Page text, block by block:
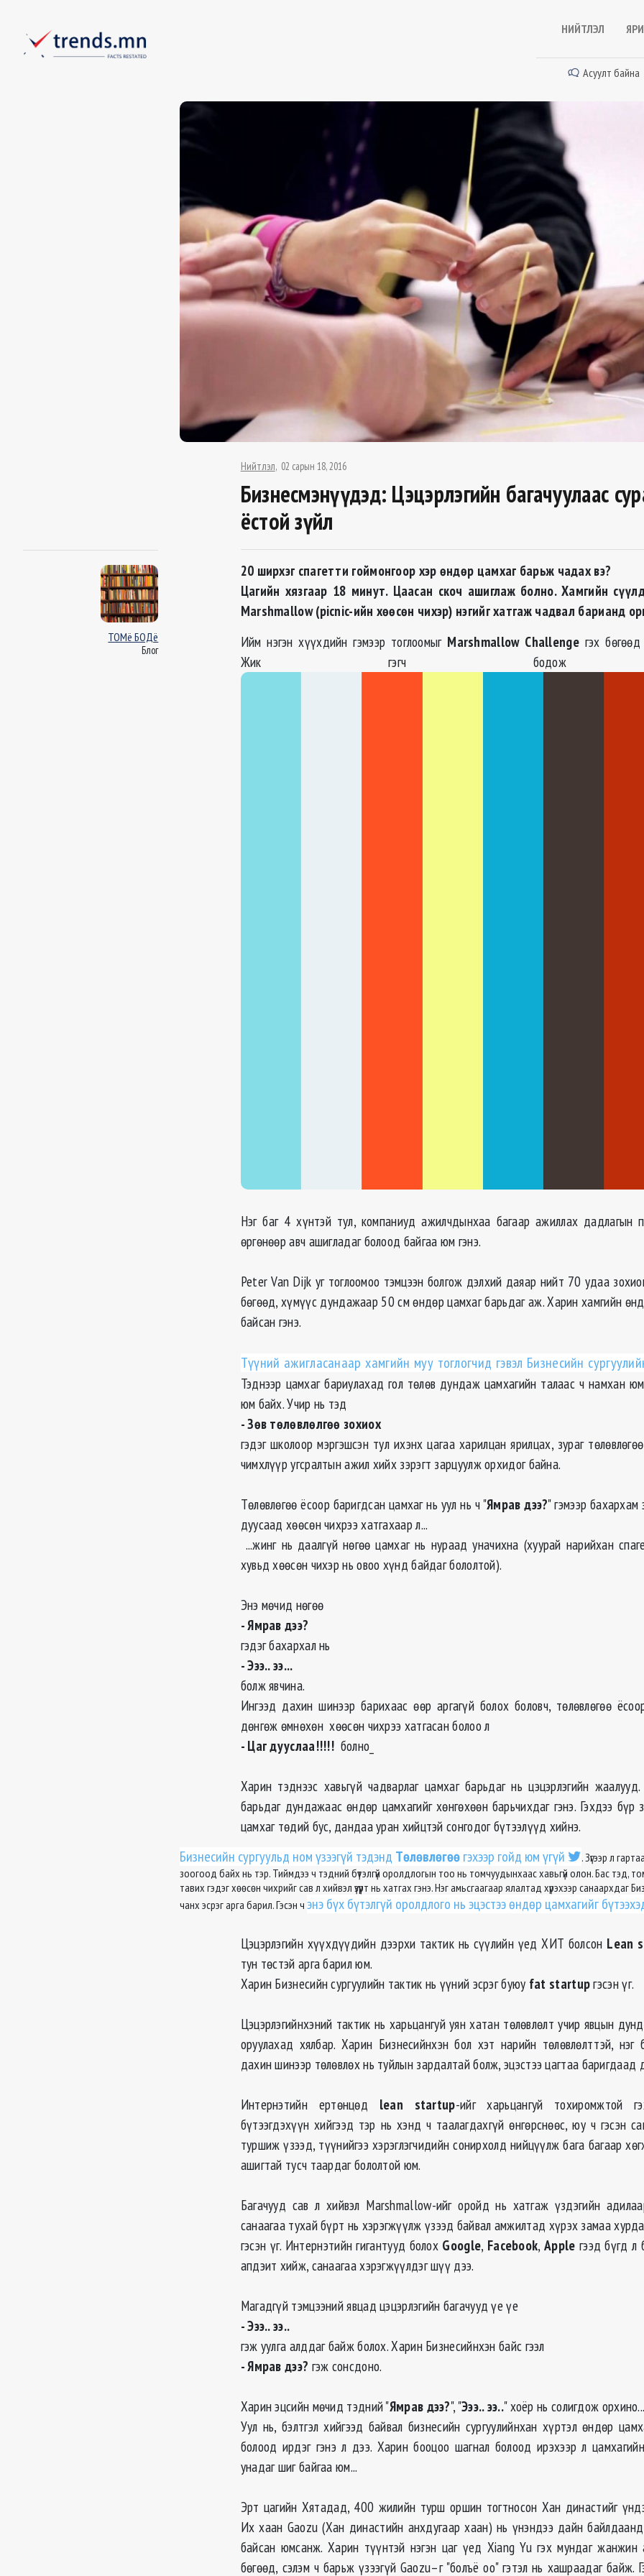
НИЙТЛЭЛ
Асуулт байна
Нийтлэл 02 сарын 18, 2016
Бизнесмэнүүдэд: Цэцэрлэгийн багачуулаас
ёстой зүйл
ТОМё БОДё
Блог
20 ширхэг спагетти гоймонгоор хэр өндөр цамхаг барьж чадах вэ?
Цагийн хязгаар 18 минут. Цаасан скоч ашиглаж болно. Хамгийн
Marshmallow (picnic-ийн хөөсөн чихэр) нэгийг хатгаж чадвал барианд
Ийм нэгэн хүүхдийн гэмээр тоглоомыг Marshmallow Challengeгэх
Жик гэгч бодож
Нэг баг 4 хүнтэй тул, компаниуд ажилчдынхаа багаар ажиллах дадлагын
өргөнөөр авч ашигладаг болоод байгаа юм гэнэ.
Peter Van Dijk уг тоглоомоо тэмцээн болгож дэлхий даяар нийт 70 удаа
бөгөөд, хүмүүс дундажаар 50 см өндөр цамхаг барьдаг аж. Харин хамгийн
байсан гэнэ.
Түүний ажигласанаар хамгийн муу тоглогчид гэвэл Бизнесийн
Тэднээр цамхаг бариулахад гол төлөв дундаж цамхагийн талаас ч намхан
юм байх. Учир нь тэд
- Зөв төлөвлөлгөө зохиох
гэдэг школоор мэргэшсэн тул ихэнх цагаа харилцан ярилцах, зураг
чимхлүүр угсралтын ажил хийх зэрэгт зарцуулж орхидог байна.
Төлөвлөгөө ёсоор баригдсан цамхаг нь уул нь ч "Ямрав дээ?" гэмээр
дуусаад хөөсөн чихрээ хатгахаар л...
...жинг нь даалгүй нөгөө цамхаг нь нураад уначихна (хуурай нарийхан
хувьд хөөсөн чихэр нь овоо хүнд байдаг бололтой).
Энэ мөчид нөгөө
- Ямрав дээ?
гэдэг бахархал нь
- Эээ.. ээ...
болж явчина.
Ингээд дахин шинээр барихаас өөр аргагүй болох боловч, төлөвлөгөө
дөнгөж өмнөхөн хөөсөн чихрээ хатгасан болоо л
- Цаг дууслаа!!!!! болно_
Харин тэднээс хавьгүй чадварлаг цамхаг барьдаг нь цэцэрлэгийн
барьдаг дундажаас өндөр цамхагийг хөнгөхөөн барьчихдаг гэнэ. Гэхдээ бүр
цамхаг төдий бус, дандаа уран хийцтэй сонгодог бүтээлүүд хийнэ.
Бизнесийн сургуульд ном үзээгүй тэдэнд Төлөвлөгөөгэхээр гойд юм үгүй
. Зүгээр л
зоогоод байх нь тэр. Тиймдээ ч тэдний бүтэлгүй оролдлогын тоо нь томчуудынхаас хавьгүй олон. Бас тэд,
тавих гэдэг хөөсөн чихрийг сав л хийвэл үзүүрт нь хатгах гэнэ. Нэг амьсгаагаар ялалтад хүрэхээр санаархдаг
чанх эсрэг арга барил. Гэсэн чэнэ бүх бүтэлгүй оролдлого нь эцэстээ өндөр цамхагийг
Цэцэрлэгийн хүүхдүүдийн дээрхи тактик нь сүүлийн үед ХИТ болсон Lean
тун төстэй арга барил юм.
Харин Бизнесийн сургуулийн тактик нь үүний эсрэг буюу fat startupгэсэн үг.
Цэцэрлэгийнхэний тактик нь харьцангуй уян хатан төлөвлөлт учир явцын
оруулахад хялбар. Харин Бизнесийнхэн бол хэт нарийн төлөвлөлттэй, нэг
дахин шинээр төлөвлөх нь туйлын зардалтай болж, эцэстээ цагтаа баригдаад
Интернэтийн ертөнцөд lean startup-ийг харьцангуй тохиромжтой
бүтээгдэхүүн хийгээд тэр нь хэнд ч таалагдахгүй өнгөрснөөс, юу ч гэсэн
туршиж үзээд, түүнийгээ хэрэглэгчидийн сонирхолд нийцүүлж бага багаар
ашигтай тусч таардаг бололтой юм.
Багачууд сав л хийвэл Marshmallow-ийг оройд нь хатгаж үздэгийн
санаагаа тухай бүрт нь хэрэгжүүлж үзээд байвал амжилтад хүрэх замаа
гэсэн үг. Интернэтийн гигантууд болох Google, Facebook,Apple гээд бүгд л
апдэит хийж, санаагаа хэрэгжүүлдэг шүү дээ.
Магадгүй тэмцээний явцад цэцэрлэгийн багачууд үе үе
- Эээ.. ээ..
гэж уулга алддаг байж болох. Харин Бизнесийнхэн байс гээл
- Ямрав дээ? гэж сонсдоно.
Харин эцсийн мөчид тэдний "Ямрав дээ?", "Эээ.. ээ.." хоёр нь солигдож
Уул нь, бэлтгэл хийгээд байвал бизнесийн сургуулийнхан хүртэл өндөр
болоод ирдэг гэнэ л дээ. Харин бооцоо шагнал болоод ирэхээр л
унадаг шиг байгаа юм...
Эрт цагийн Хятадад, 400 жилийн турш оршин тогтносон Хан династийг
Их хаан Gaozu (Хан династийн анхдугаар хаан) нь үнэндээ дайн
байсан юмсанж. Харин түүнтэй нэгэн цаг үед Xiang Yu гэх мундаг жанжин
бөгөөд, сэлэм ч барьж үзээгүй Gaozu–г "болъё оо" гэтэл нь хашраадаг байж.